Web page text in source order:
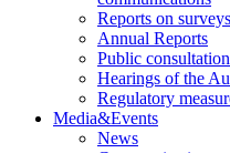
Reports on surveys
Annual Reports
Public
Hearings of the
Regulatory
Media&Events
News